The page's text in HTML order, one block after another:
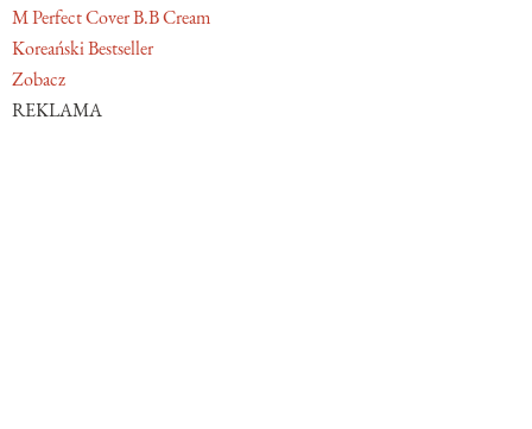
M Perfect Cover B.B Cream
Koreański Bestseller
Zobacz
REKLAMA